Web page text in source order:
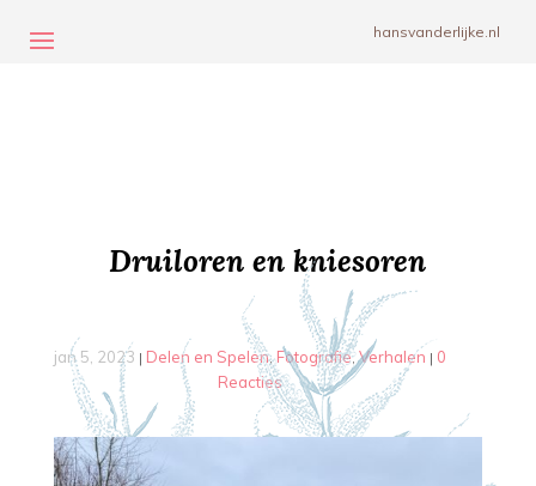
hansvanderlijke.nl
Druiloren en kniesoren
jan 5, 2023 | Delen en Spelen,Fotografie,Verhalen | 0
Reacties